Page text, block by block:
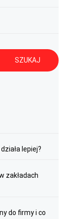
lepiej?
zakładach
do firmy i co